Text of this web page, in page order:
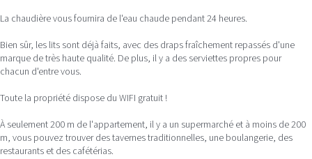
La chaudière vous fournira de l'eau chaude pendant 24 heures.
Bien sûr, les lits sont déjà faits, avec des draps fraîchement repassés d'une
marque de très haute qualité. De plus, il y a des serviettes propres pour
chacun d'entre vous.
Toute la propriété dispose du WIFI gratuit !
À seulement 200 m de l'appartement, il y a un supermarché et à moins de 200
m, vous pouvez trouver des tavernes traditionnelles, une boulangerie, des
restaurants et des cafétérias.